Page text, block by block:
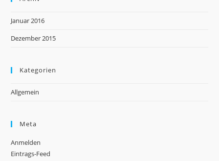
Januar 2016
Dezember 2015
Kategorien
Allgemein
Meta
Anmelden
Eintrags-Feed